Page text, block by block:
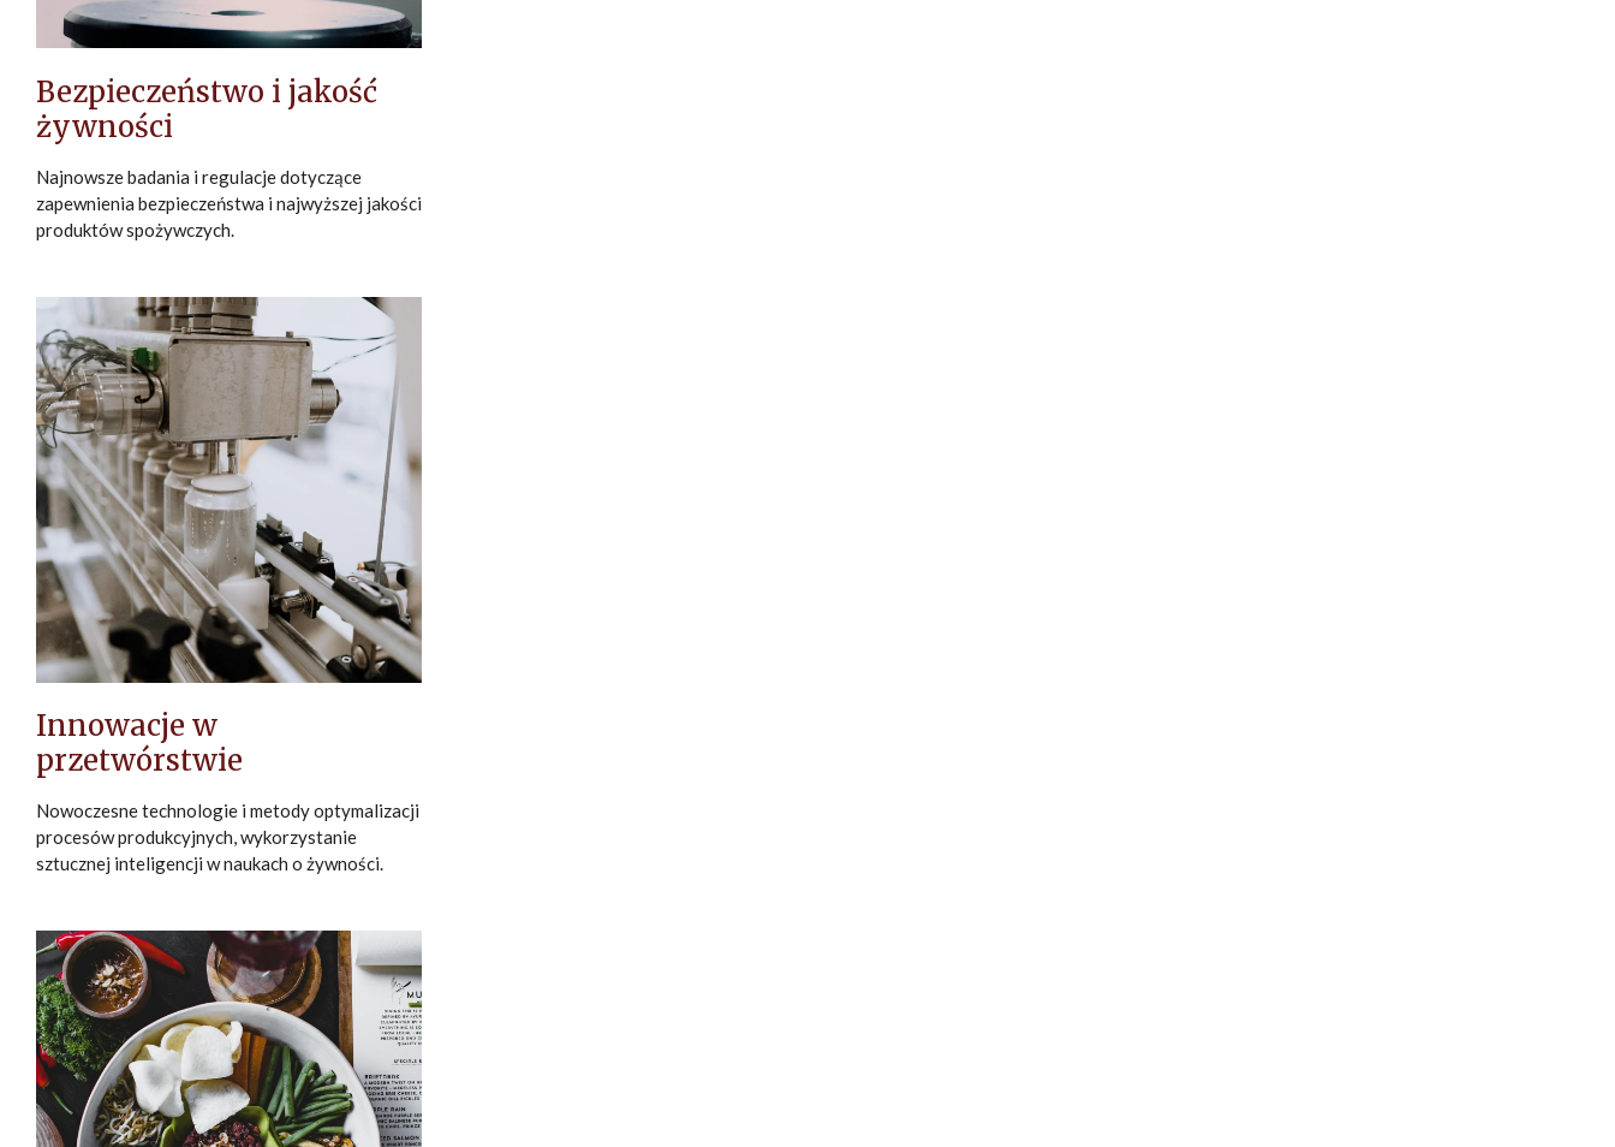
Bezpieczeństwo i jakość
żywności
Najnowsze badania i regulacje dotyczące
zapewnienia bezpieczeństwa i najwyższej jakości
produktów spożywczych.
Innowacje w
przetwórstwie
Nowoczesne technologie i metody optymalizacji
procesów produkcyjnych, wykorzystanie
sztucznej inteligencji w naukach o żywności.